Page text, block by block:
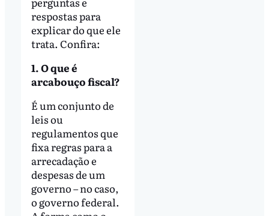
respostas para
explicar do que ele
trata. Confira:
1. O que é
arcabouço fiscal?
É um conjunto de
leis ou
regulamentos que
fixa regras para a
arrecadação e
despesas de um
governo – no caso,
o governo federal.